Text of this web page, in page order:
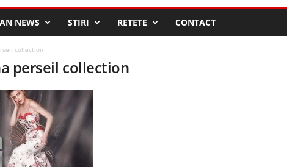
NEWS STIRI RETETE CONTACT
collection
perseil collection